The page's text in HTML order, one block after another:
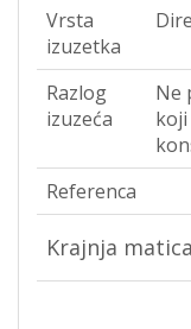
Vrsta
izuzetka
Razlog
izuzeća
Ne
Referenca
Krajnja